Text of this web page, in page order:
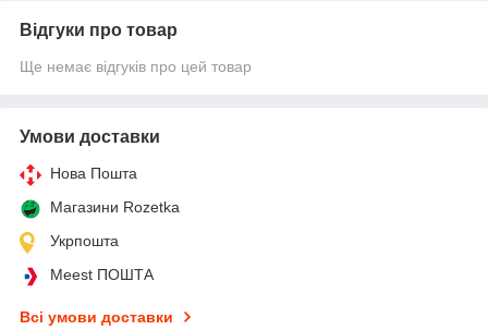
Відгуки про товар
Ще немає відгуків про цей товар
Умови доставки
Нова Пошта
Магазини Rozetka
Укрпошта
Meest ПОШТА
Всі умови доставки